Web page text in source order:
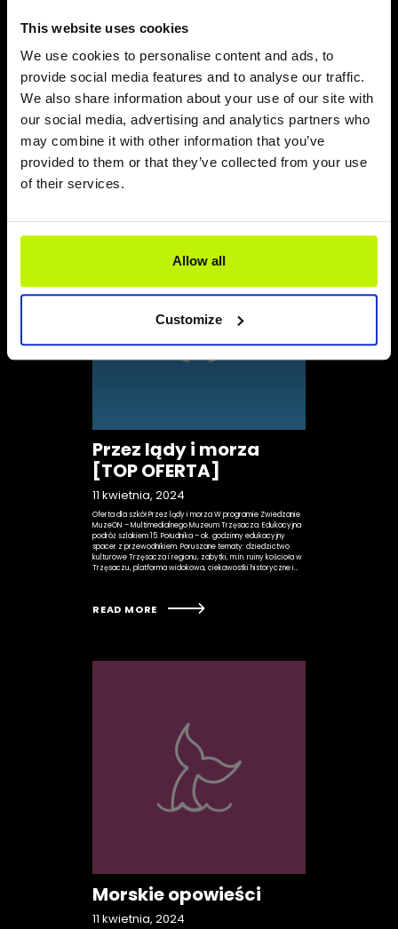
This website uses cookies
We use cookies to personalise content and ads, to
provide social media features and to analyse our traffic.
We also share information about your use of our site with
our social media, advertising and analytics partners who
may combine it with other information that you’ve
provided to them or that they’ve collected from your use
of their services.
Allow all
Customize
Oferta dla szkół Tajemnice wybrzeża W programie
Edukacyjna podróż szlakiem 15. Południka – ok. godzinny
dziedzictwo kulturowe Trzęsacza i regionu, zabytki, m.in.
historyczne i geograficzne Trzęsacza…
READ MORE
Przez lądy i morza
[TOP OFERTA]
11 kwietnia, 2024
Oferta dla szkół Przez lądy i morza W programie Zwiedzanie
MuzeON – Multimedialnego Muzeum Trzęsacza. Edukacyjna
podróż szlakiem 15. Południka – ok. godzinny edukacyjny
spacer z przewodnikiem. Poruszane tematy: dziedzictwo
kulturowe Trzęsacza i regionu, zabytki, m.in. ruiny kościoła w
Trzęsaczu, platforma widokowa, ciekawostki historyczne i…
READ MORE
Morskie opowieści
11 kwietnia, 2024